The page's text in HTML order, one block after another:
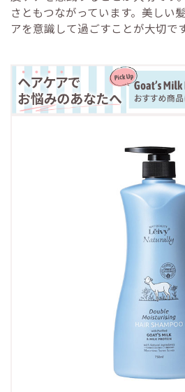
さともつながっています。美しい
アを意識して過ごすことが大切で